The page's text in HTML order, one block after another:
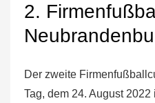
2.
Der zweite
Tag, dem 24. August